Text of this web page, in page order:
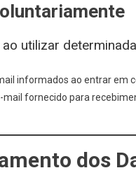
utilizar
informados ao entrar em
mail fornecido para
dos